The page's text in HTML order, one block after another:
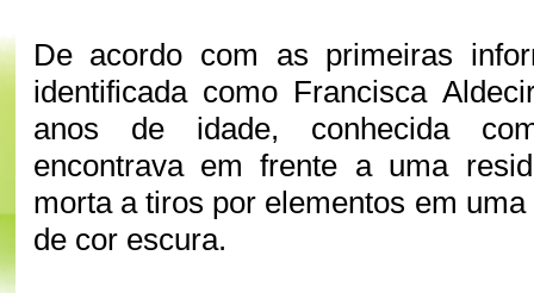
De acordo com as primeiras
identificada como Francisca
anos de idade, conhecida
encontrava em frente a uma
morta a tiros por elementos em
de cor escura.